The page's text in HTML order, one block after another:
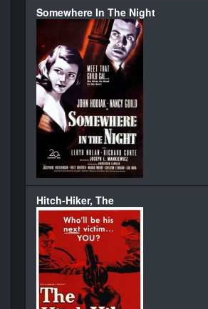
Somewhere In The Night
Hitch-Hiker, The